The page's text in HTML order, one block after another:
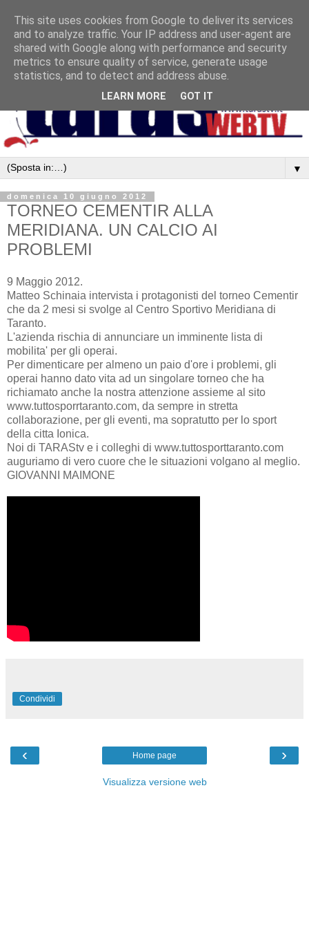
▼
domenica 10 giugno 2012
TORNEO CEMENTIR ALLA
MERIDIANA. UN CALCIO AI
PROBLEMI
9 Maggio 2012.
Matteo Schinaia intervista i protagonisti del torneo Cementir
che da 2 mesi si svolge al Centro Sportivo Meridiana di
Taranto.
L'azienda rischia di annunciare un imminente lista di
mobilita' per gli operai.
Per dimenticare per almeno un paio d'ore i problemi, gli
operai hanno dato vita ad un singolare torneo che ha
richiamato anche la nostra attenzione assieme al sito
www.tuttosporrtaranto.com, da sempre in stretta
collaborazione, per gli eventi, ma sopratutto per lo sport
della citta Ionica.
Noi di TARAStv e i colleghi di www.tuttosporttaranto.com
auguriamo di vero cuore che le situazioni volgano al meglio.
GIOVANNI MAIMONE
Condividi
‹ ›
Home page
Visualizza versione web
This site uses cookies from Google to deliver its services
and to analyze traffic. Your IP address and user-agent are
shared with Google along with performance and security
metrics to ensure quality of service, generate usage
statistics, and to detect and address abuse.
LEARN MORE GOT IT